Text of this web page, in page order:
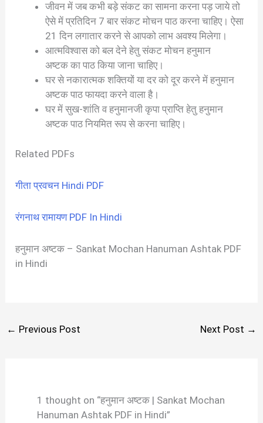
जीवन में जब कभी बड़े संकट का सामना करना पड़ जाये तो
ऐसे में प्रतिदिन 7 बार संकट मोचन पाठ करना चाहिए। ऐसा
21 दिन लगातार करने से आपको लाभ अवश्य मिलेगा।
आत्मविश्वास को बल देने हेतु संकट मोचन हनुमान
अष्टक का पाठ किया जाना चाहिए।
घर से नकारात्मक शक्तियों या दर को दूर करने में हनुमान
अष्टक पाठ फायदा करने वाला है।
घर में सुख-शांति व हनुमानजी कृपा प्राप्ति हेतु हनुमान
अष्टक पाठ नियमित रूप से करना चाहिए।
Related PDFs
गीता प्रवचन Hindi PDF
रंगनाथ रामायण PDF In Hindi
हनुमान अष्टक – Sankat Mochan Hanuman Ashtak PDF
in Hindi
← Previous Post Next Post →
1 thought on “हनुमान अष्टक | Sankat Mochan
Hanuman Ashtak PDF in Hindi”